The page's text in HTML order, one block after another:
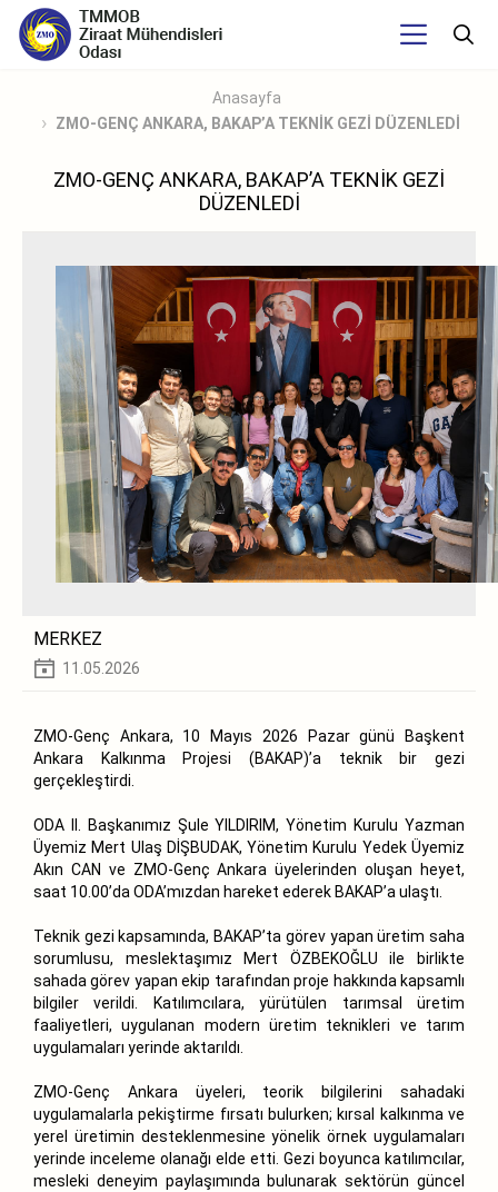
Anasayfa
ZMO-GENÇ ANKARA, BAKAP’A TEKNİK GEZİ DÜZENLEDİ
ZMO-GENÇ ANKARA, BAKAP’A TEKNİK GEZİ
DÜZENLEDİ
MERKEZ
11.05.2026
ZMO-Genç Ankara, 10 Mayıs 2026 Pazar günü Başkent
Ankara Kalkınma Projesi (BAKAP)’a teknik bir gezi
gerçekleştirdi.
ODA II. Başkanımız Şule YILDIRIM, Yönetim Kurulu Yazman
Üyemiz Mert Ulaş DİŞBUDAK, Yönetim Kurulu Yedek Üyemiz
Akın CAN ve ZMO-Genç Ankara üyelerinden oluşan heyet,
saat 10.00’da ODA’mızdan hareket ederek BAKAP’a ulaştı.
Teknik gezi kapsamında, BAKAP’ta görev yapan üretim saha
sorumlusu, meslektaşımız Mert ÖZBEKOĞLU ile birlikte
sahada görev yapan ekip tarafından proje hakkında kapsamlı
bilgiler verildi. Katılımcılara, yürütülen tarımsal üretim
faaliyetleri, uygulanan modern üretim teknikleri ve tarım
uygulamaları yerinde aktarıldı.
ZMO-Genç Ankara üyeleri, teorik bilgilerini sahadaki
uygulamalarla pekiştirme fırsatı bulurken; kırsal kalkınma ve
yerel üretimin desteklenmesine yönelik örnek uygulamaları
yerinde inceleme olanağı elde etti. Gezi boyunca katılımcılar,
mesleki deneyim paylaşımında bulunarak sektörün güncel